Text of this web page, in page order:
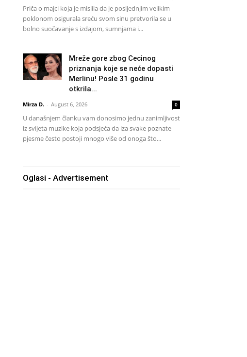
Priča o majci koja je mislila da je posljednjim velikim
poklonom osigurala sreću svom sinu pretvorila se u
bolno suočavanje s izdajom, sumnjama i...
Mreže gore zbog Cecinog
priznanja koje se neće dopasti
Merlinu! Posle 31 godinu
otkrila...
Mirza D. - August 6, 2026 0
U današnjem članku vam donosimo jednu zanimljivost
iz svijeta muzike koja podsjeća da iza svake poznate
pjesme često postoji mnogo više od onoga što...
Oglasi - Advertisement